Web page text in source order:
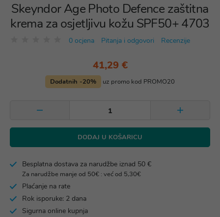
Skeyndor Age Photo Defence zaštitna
krema za osjetljivu kožu SPF50+ 4703
0 ocjena Pitanja i odgovori Recenzije
41,29 €
Dodatnih -20% uz promo kod PROMO20
DODAJ U KOŠARICU
Besplatna dostava za narudžbe iznad 50 €
Za narudžbe manje od 50€ : već od 5,30€
Plaćanje na rate
Rok isporuke: 2 dana
Sigurna online kupnja